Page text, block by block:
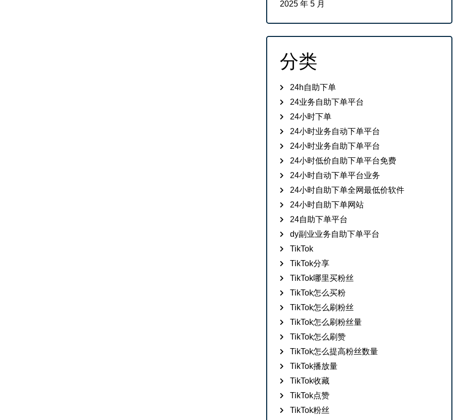
2025 年 5 月
分类
24h自助下单
24业务自助下单平台
24小时下单
24小时业务自动下单平台
24小时业务自助下单平台
24小时低价自助下单平台免费
24小时自动下单平台业务
24小时自助下单全网最低价软件
24小时自助下单网站
24自助下单平台
dy副业业务自助下单平台
TikTok
TikTok分享
TikTok哪里买粉丝
TikTok怎么买粉
TikTok怎么刷粉丝
TikTok怎么刷粉丝量
TikTok怎么刷赞
TikTok怎么提高粉丝数量
TikTok播放量
TikTok收藏
TikTok点赞
TikTok粉丝